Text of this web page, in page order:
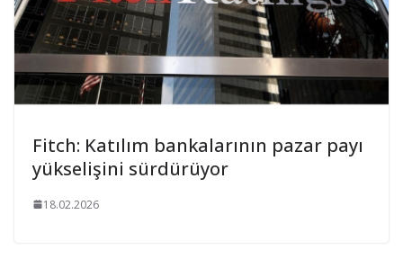
Fitch: Katılım bankalarının pazar payı
yükselişini sürdürüyor
18.02.2026